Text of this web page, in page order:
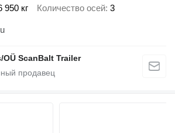
950 кг Количество осей 3
ScanBalt Trailer